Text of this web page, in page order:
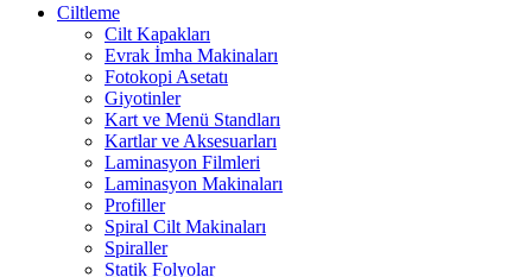
Ciltleme
Cilt Kapakları
Evrak İmha Makinaları
Fotokopi Asetatı
Giyotinler
Kart ve Menü Standları
Kartlar ve Aksesuarları
Laminasyon Filmleri
Laminasyon Makinaları
Profiller
Spiral Cilt Makinaları
Spiraller
Statik Folyolar